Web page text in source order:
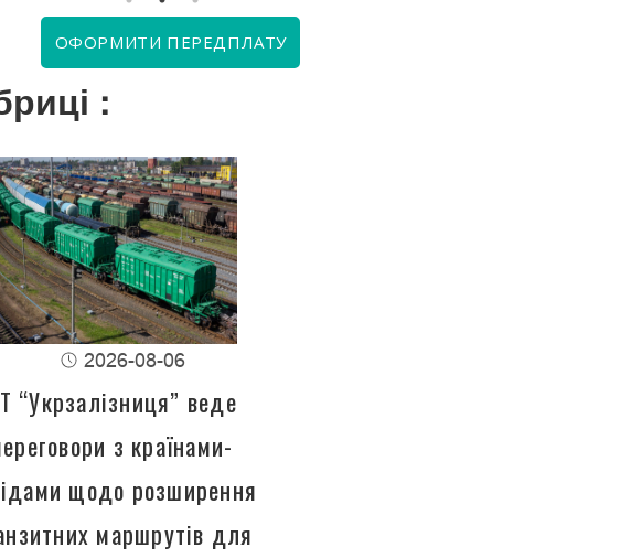
ОФОРМИТИ ПЕРЕДПЛАТУ
:
2026-08-06
“Укрзалізниця” веде
з країнами-
щодо розширення
маршрутів для